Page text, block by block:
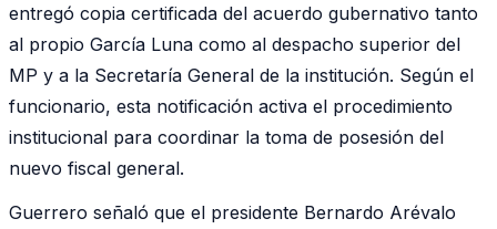
entregó copia certificada del acuerdo gubernativo tanto
al propio García Luna como al despacho superior del
MP y a la Secretaría General de la institución. Según el
funcionario, esta notificación activa el procedimiento
institucional para coordinar la toma de posesión del
nuevo fiscal general.
Guerrero señaló que el presidente Bernardo Arévalo